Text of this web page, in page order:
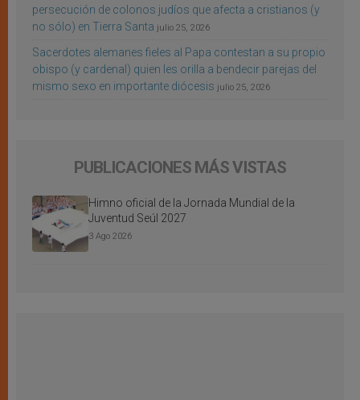
persecución de colonos judíos que afecta a cristianos (y
no sólo) en Tierra Santa julio 25, 2026
Sacerdotes alemanes fieles al Papa contestan a su propio
obispo (y cardenal) quien les orilla a bendecir parejas del
mismo sexo en importante diócesis julio 25, 2026
PUBLICACIONES MÁS VISTAS
Himno oficial de la Jornada Mundial de la
Juventud Seúl 2027
3 Ago 2026